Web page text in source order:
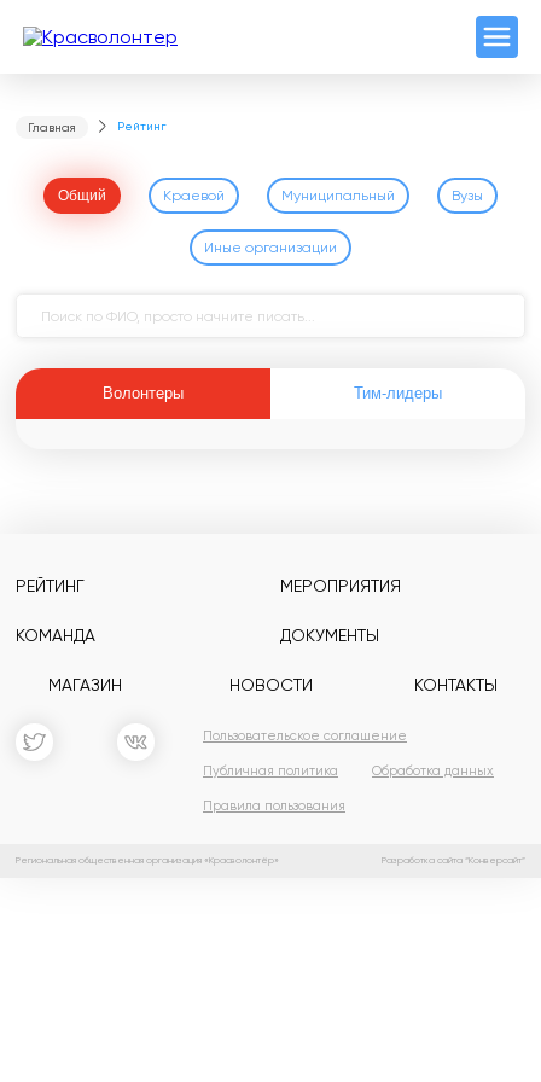
Главная Рейтинг
Общий Краевой Муниципальный Вузы
Иные организации
Волонтеры Тим-лидеры
РЕЙТИНГ МЕРОПРИЯТИЯ
КОМАНДА ДОКУМЕНТЫ
МАГАЗИН НОВОСТИ КОНТАКТЫ
Пользовательское соглашение
Публичная политика Обработка данных
Правила пользования
Региональная общественная организация «Красволонтёр» Разработка сайта “Конверсайт”